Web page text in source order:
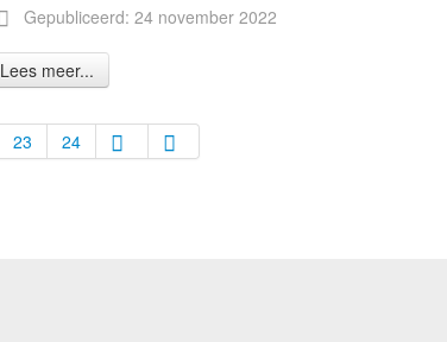
Gepubliceerd: 24 november 2022
Lees meer...
23 24